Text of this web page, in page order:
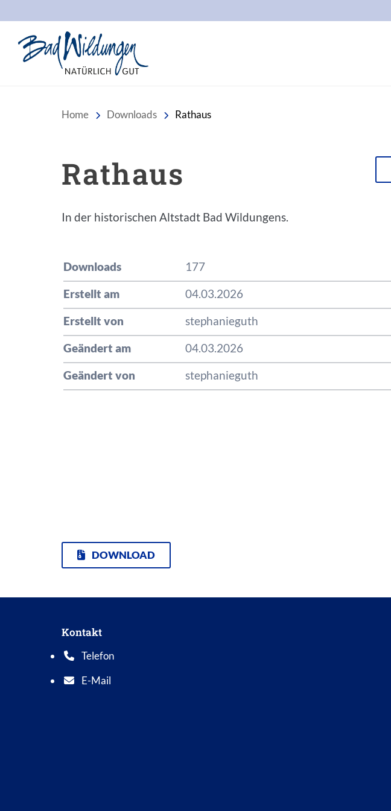
Home Downloads Rathaus
Rathaus
In der historischen Altstadt Bad Wildungens.
Downloads
177
Erstellt am
04.03.2026
Erstellt von
stephanieguth
Geändert am
04.03.2026
Geändert von
stephanieguth
DOWNLOAD
Kontakt
Telefon
Telefonnummer: 0 5 6 2 1 7 0 1 0
E-Mail
E-Mail Adresse: info@bad-wildungen.de